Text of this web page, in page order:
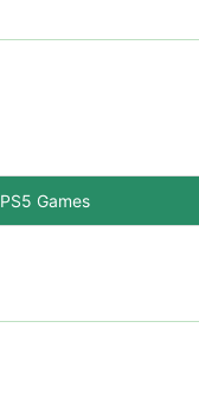
PS5 Games